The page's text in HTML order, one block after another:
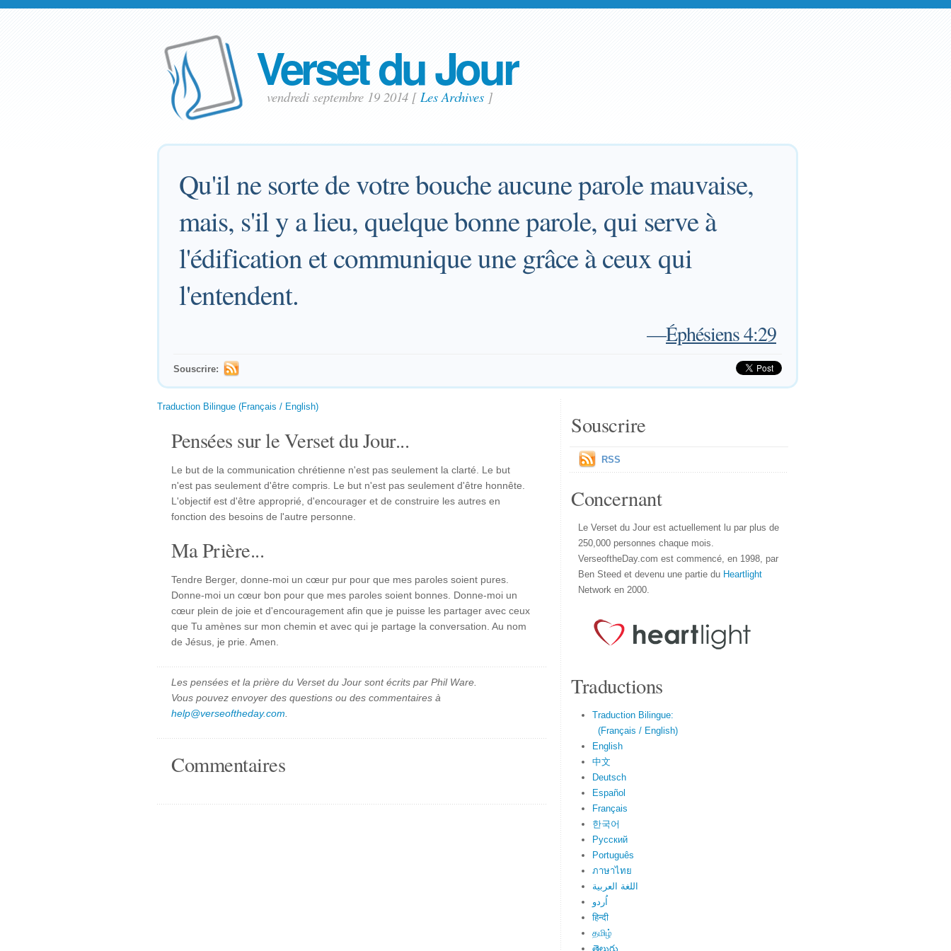
Verset du Jour
vendredi septembre 19 2014 [Les Archives]
Qu'il ne sorte de votre bouche aucune parole mauvaise,
mais, s'il y a lieu, quelque bonne parole, qui serve à
l'édification et communique une grâce à ceux qui
l'entendent.
—Éphésiens 4:29
Souscrire:
Traduction Bilingue (Français / English)
Pensées sur le Verset du Jour...
Le but de la communication chrétienne n'est pas seulement la clarté. Le but
n'est pas seulement d'être compris. Le but n'est pas seulement d'être honnête.
L'objectif est d'être approprié, d'encourager et de construire les autres en
fonction des besoins de l'autre personne.
Ma Prière...
Tendre Berger, donne-moi un cœur pur pour que mes paroles soient pures.
Donne-moi un cœur bon pour que mes paroles soient bonnes. Donne-moi un
cœur plein de joie et d'encouragement afin que je puisse les partager avec ceux
que Tu amènes sur mon chemin et avec qui je partage la conversation. Au nom
de Jésus, je prie. Amen.
Les pensées et la prière du Verset du Jour sont écrits par Phil Ware.
Vous pouvez envoyer des questions ou des commentaires à
help@verseoftheday.com
Commentaires
Souscrire
RSS
Concernant
Le Verset du Jour est actuellement lu par plus de
250,000 personnes chaque mois.
VerseoftheDay.com est commencé, en 1998, par
Ben Steed et devenu une partie du Heartlight
Network en 2000.
Traductions
Traduction Bilingue:
(Français / English)
English
中文
Deutsch
Español
Français
한국어
Русский
Português
ภาษาไทย
اللغة العربية
اُردو
हिन्दी
தமிழ்
తెలుగు